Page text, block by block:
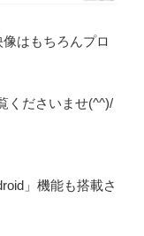
はもちろんプロ
くださいませ(^^)/
」機能も搭載さ